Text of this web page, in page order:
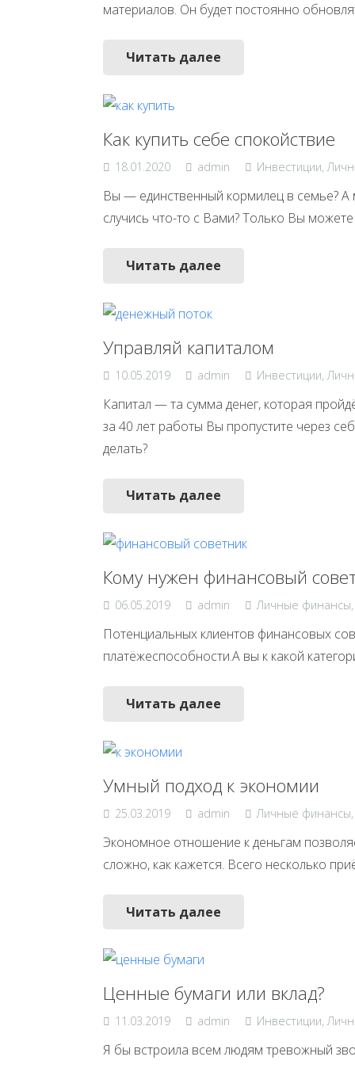
материалов. Он будет постоянно
Читать далее
Как купить себе спокойствие
18.01.2020 admin Инвестиции,
Вы — единственный кормилец в семье? А
случись что-то с Вами? Только Вы
Читать далее
Управляй капиталом
10.05.2019 admin Инвестиции,
Капитал — та сумма денег, которая
за 40 лет работы Вы пропустите через
делать?
Читать далее
Кому нужен финансовый
06.05.2019 admin Личные финансы
Потенциальных клиентов финансовых
платёжеспособности.А вы к какой
Читать далее
Умный подход к экономии
25.03.2019 admin Личные финансы
Экономное отношение к деньгам
сложно, как кажется. Всего несколько
Читать далее
Ценные бумаги или вклад?
11.03.2019 admin Инвестиции,
Я бы встроила всем людям тревожный